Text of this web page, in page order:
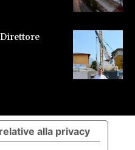
alla privacy